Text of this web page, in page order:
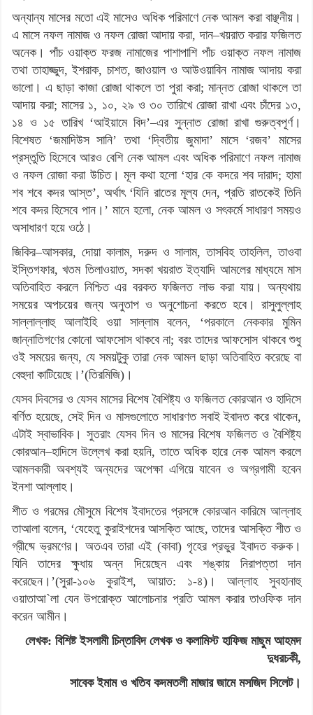
অন্যান্য মাসের মতো এই মাসেও অধিক পরিমাণে নেক আমল করা বাঞ্ছনীয়।
এ মাসে নফল নামাজ ও নফল রোজা আদায় করা, দান–খয়রাত করার ফজিলত
অনেক। পাঁচ ওয়াক্ত ফরজ নামাজের পাশাপাশি পাঁচ ওয়াক্ত নফল নামাজ
তথা তাহাজ্জুদ, ইশরাক, চাশত, জাওয়াল ও আউওয়াবিন নামাজ আদায় করা
ভালো। এ ছাড়া কাজা রোজা থাকলে তা পুরা করা; মান্নত রোজা থাকলে তা
আদায় করা; মাসের ১, ১০, ২৯ ও ৩০ তারিখে রোজা রাখা এবং চাঁদের ১৩,
১৪ ও ১৫ তারিখ ‘আইয়ামে বিদ’–এর সুন্নাত রোজা রাখা গুরুত্বপূর্ণ।
বিশেষত ‘জমাদিউস সানি’ তথা ‘দ্বিতীয় জুমাদা’ মাসে ‘রজব’ মাসের
প্রস্তুতি হিসেবে আরও বেশি নেক আমল এবং অধিক পরিমাণে নফল নামাজ
ও নফল রোজা করা উচিত। মূল কথা হলো ‘হার কে কদরে শব দারাদ; হামা
শব শবে কদর আস্ত’, অর্থাৎ ‘যিনি রাতের মূল্য দেন, প্রতি রাতকেই তিনি
শবে কদর হিসেবে পান।’ মানে হলো, নেক আমল ও সৎকর্মে সাধারণ সময়ও
অসাধারণ হয়ে ওঠে।
জিকির–আসকার, দোয়া কালাম, দরুদ ও সালাম, তাসবিহ তাহলিল, তাওবা
ইস্তিগফার, খতম তিলাওয়াত, সদকা খয়রাত ইত্যাদি আমলের মাধ্যমে মাস
অতিবাহিত করলে নিশ্চিত এর বরকত ফজিলত লাভ করা যায়। অন্যথায়
সময়ের অপচয়ের জন্য অনুতাপ ও অনুশোচনা করতে হবে। রাসুলুল্লাহ
সাল্লাল্লাহু আলাইহি ওয়া সাল্লাম বলেন, ‘পরকালে নেককার মুমিন
জান্নাতিগণের কোনো আফসোস থাকবে না; বরং তাদের আফসোস থাকবে শুধু
ওই সময়ের জন্য, যে সময়টুকু তারা নেক আমল ছাড়া অতিবাহিত করেছে বা
বেহুদা কাটিয়েছে।’(তিরমিজি)।
যেসব দিবসের ও যেসব মাসের বিশেষ বৈশিষ্ট্য ও ফজিলত কোরআন ও হাদিসে
বর্ণিত হয়েছে, সেই দিন ও মাসগুলোতে সাধারণত সবাই ইবাদত করে থাকেন,
এটাই স্বাভাবিক। সুতরাং যেসব দিন ও মাসের বিশেষ ফজিলত ও বৈশিষ্ট্য
কোরআন–হাদিসে উল্লেখ করা হয়নি, তাতে অধিক হারে নেক আমল করলে
আমলকারী অবশ্যই অন্যদের অপেক্ষা এগিয়ে যাবেন ও অগ্রগামী হবেন
ইনশা আল্লাহ।
শীত ও গরমের মৌসুমে বিশেষ ইবাদতের প্রসঙ্গে কোরআন কারিমে আল্লাহ
তাআলা বলেন, ‘যেহেতু কুরাইশদের আসক্তি আছে, তাদের আসক্তি শীত ও
গ্রীষ্মে ভ্রমণের। অতএব তারা এই (কাবা) গৃহের প্রভুর ইবাদত করুক।
যিনি তাদের ক্ষুধায় অন্ন দিয়েছেন এবং শঙ্কায় নিরাপত্তা দান
করেছেন।’(সুরা-১০৬ কুরাইশ, আয়াত: ১-৪)। আল্লাহ সুবহানাহু
ওয়াতাআ`লা যেন উপরোক্ত আলোচনার প্রতি আমল করার তাওফিক দান
করেন আমীন।
লেখক: বিশিষ্ট ইসলামী চিন্তাবিদ লেখক ও কলামিস্ট হাফিজ মাছুম আহমদ
দুধরচকী,
সাবেক ইমাম ও খতিব কদমতলী মাজার জামে মসজিদ সিলেট।